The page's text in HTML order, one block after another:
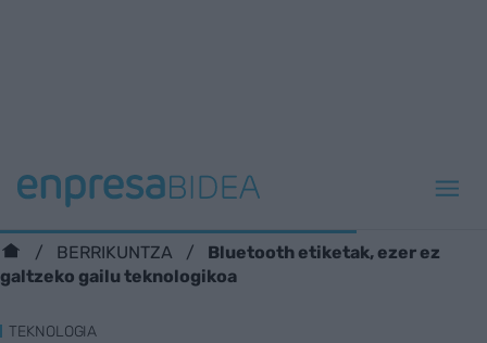
BERRIKUNTZA
Bluetooth etiketak, ezer ez
galtzeko gailu teknologikoa
TEKNOLOGIA